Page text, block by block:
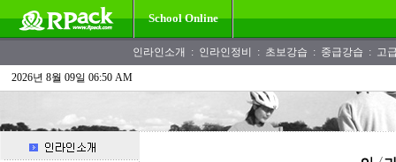
School Online
인라인소개 : 인라인정비 : 초보강습 : 중급강습 : 고
2026년 8월 09일 06:50 AM